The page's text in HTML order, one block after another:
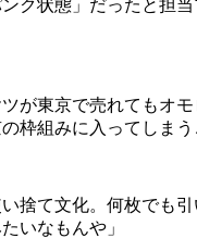
ク状態」だったと担
ツが東京で売れてもオ
枠組みに入ってしまう
い捨て文化。何枚でも
いなもんや」